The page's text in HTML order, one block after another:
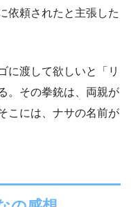
依頼されたと主張した
に渡して欲しいと「リ
。その拳銃は、両親が
こには、ナサの名前が